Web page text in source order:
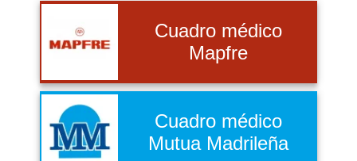
Cuadro médico
Mapfre
Cuadro médico
Mutua Madrileña